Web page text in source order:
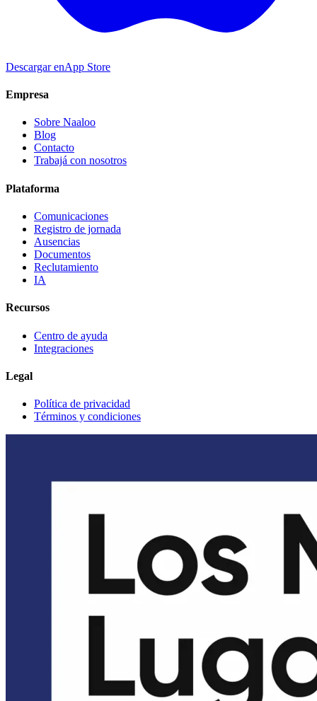
Descargar enApp Store
Empresa
Sobre Naaloo
Blog
Contacto
Trabajá con nosotros
Plataforma
Comunicaciones
Registro de jornada
Ausencias
Documentos
Reclutamiento
IA
Recursos
Centro de ayuda
Integraciones
Legal
Política de privacidad
Términos y condiciones